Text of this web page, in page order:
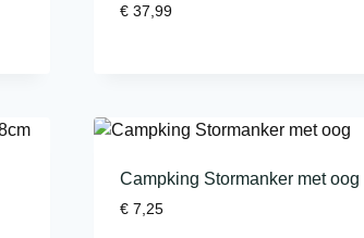
€ 37,99
Campking Stormanker met oog
€ 7,25